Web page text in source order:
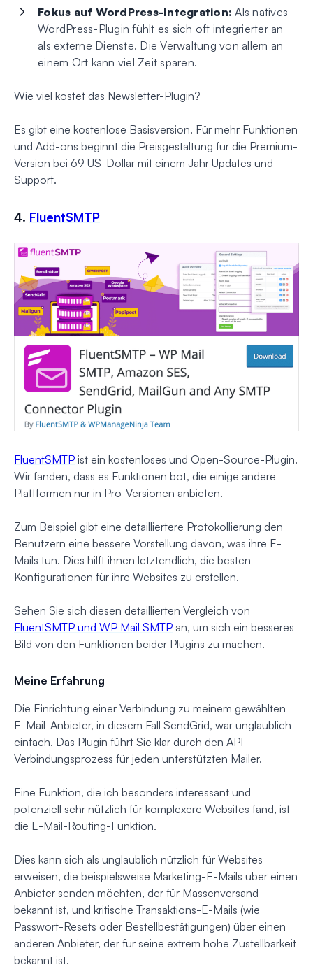
Fokus auf WordPress-Integration: Als natives
WordPress-Plugin fühlt es sich oft integrierter an
als externe Dienste. Die Verwaltung von allem an
einem Ort kann viel Zeit sparen.
Wie viel kostet das Newsletter-Plugin?
Es gibt eine kostenlose Basisversion. Für mehr Funktionen
und Add-ons beginnt die Preisgestaltung für die Premium-
Version bei 69 US-Dollar mit einem Jahr Updates und
Support.
4. FluentSMTP
FluentSMTP ist ein kostenloses und Open-Source-Plugin.
Wir fanden, dass es Funktionen bot, die einige andere
Plattformen nur in Pro-Versionen anbieten.
Zum Beispiel gibt eine detailliertere Protokollierung den
Benutzern eine bessere Vorstellung davon, was ihre E-
Mails tun. Dies hilft ihnen letztendlich, die besten
Konfigurationen für ihre Websites zu erstellen.
Sehen Sie sich diesen detaillierten Vergleich von
FluentSMTP und WP Mail SMTP an, um sich ein besseres
Bild von den Funktionen beider Plugins zu machen.
Meine Erfahrung
Die Einrichtung einer Verbindung zu meinem gewählten
E-Mail-Anbieter, in diesem Fall SendGrid, war unglaublich
einfach. Das Plugin führt Sie klar durch den API-
Verbindungsprozess für jeden unterstützten Mailer.
Eine Funktion, die ich besonders interessant und
potenziell sehr nützlich für komplexere Websites fand, ist
die E-Mail-Routing-Funktion.
Dies kann sich als unglaublich nützlich für Websites
erweisen, die beispielsweise Marketing-E-Mails über einen
Anbieter senden möchten, der für Massenversand
bekannt ist, und kritische Transaktions-E-Mails (wie
Passwort-Resets oder Bestellbestätigungen) über einen
anderen Anbieter, der für seine extrem hohe Zustellbarkeit
bekannt ist.